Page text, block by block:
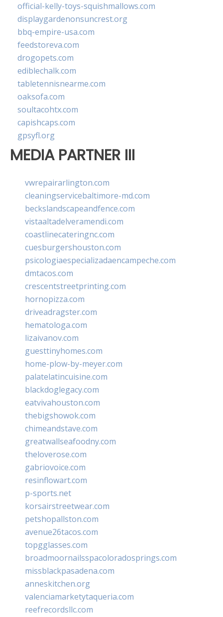
official-kelly-toys-squishmallows.com
displaygardenonsuncrest.org
bbq-empire-usa.com
feedstoreva.com
drogopets.com
ediblechalk.com
tabletennisnearme.com
oaksofa.com
soultacohtx.com
capishcaps.com
gpsyfl.org
MEDIA PARTNER III
vwrepairarlington.com
cleaningservicebaltimore-md.com
beckslandscapeandfence.com
vistaaltadelveramendi.com
coastlinecateringnc.com
cuesburgershouston.com
psicologiaespecializadaencampeche.com
dmtacos.com
crescentstreetprinting.com
hornopizza.com
driveadragster.com
hematologa.com
lizaivanov.com
guesttinyhomes.com
home-plow-by-meyer.com
palatelatincuisine.com
blackdoglegacy.com
eatvivahouston.com
thebigshowok.com
chimeandstave.com
greatwallseafoodny.com
theloverose.com
gabriovoice.com
resinflowart.com
p-sports.net
korsairstreetwear.com
petshopallston.com
avenue26tacos.com
topgglasses.com
broadmoornailsspacoloradosprings.com
missblackpasadena.com
anneskitchen.org
valenciamarketytaqueria.com
reefrecordsllc.com